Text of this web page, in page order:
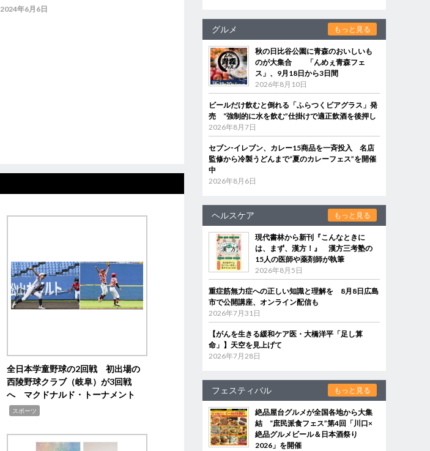
2024年6月6日
全日本学童野球の2回戦 初出場の
西陵野球クラブ（岐阜）が3回戦
へ マクドナルド・トーナメント
スポーツ
グルメ もっと見る
秋の日比谷公園に青森のおいしいも
のが大集合 「んめぇ青森フェ
ス」、9月18日から3日間
2026年8月10日
ビールだけ飲むと倒れる「ふらつくビアグラス」発
売 “強制的に水を飲む”仕掛けで適正飲酒を後押し
2026年8月7日
セブン‐イレブン、カレー15商品を一斉投入 名店
監修から冷製うどんまで“夏のカレーフェス”を開催
中
2026年8月6日
ヘルスケア もっと見る
現代書林から新刊『こんなときに
は、まず、漢方！』 漢方三考塾の
15人の医師や薬剤師が執筆
2026年8月5日
重症筋無力症への正しい知識と理解を 8月8日広島
市で公開講座、オンライン配信も
2026年7月31日
【がんを生きる緩和ケア医・大橋洋平「足し算
命」】天空を見上げて
2026年7月28日
フェスティバル もっと見る
絶品屋台グルメが全国各地から大集
結 “庶民派食フェス”第4回「川口×
絶品グルメビール＆日本酒祭り
2026」を開催